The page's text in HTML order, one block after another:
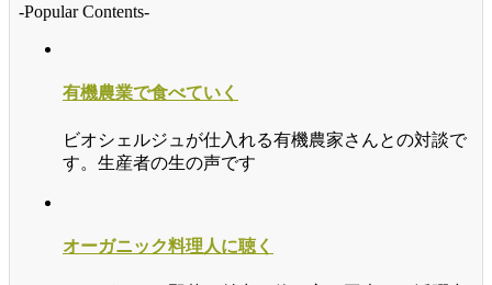
-Popular Contents-
有機農業で食べていく
ビオシェルジュが仕入れる有機農家さんとの対談で
す。生産者の生の声です
オーガニック料理人に聴く